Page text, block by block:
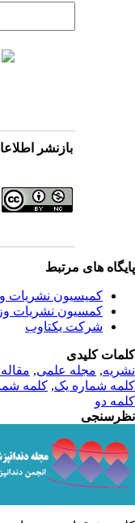
بازنشر
های مرتبط
کمیسیون نشریات
کمسیون نشریات
شرکت یکتاوب
کلیدی
,مجله علمی, مقاله
شماره یک,کلمه
دو